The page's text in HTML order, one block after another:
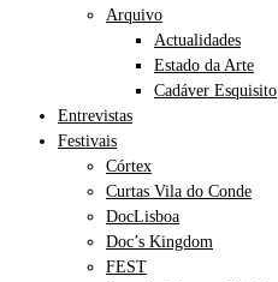
Arquivo
Actualidades
Estado da Arte
Cadáver Esquisito
Entrevistas
Festivais
Córtex
Curtas Vila do Conde
DocLisboa
Doc’s Kingdom
FEST